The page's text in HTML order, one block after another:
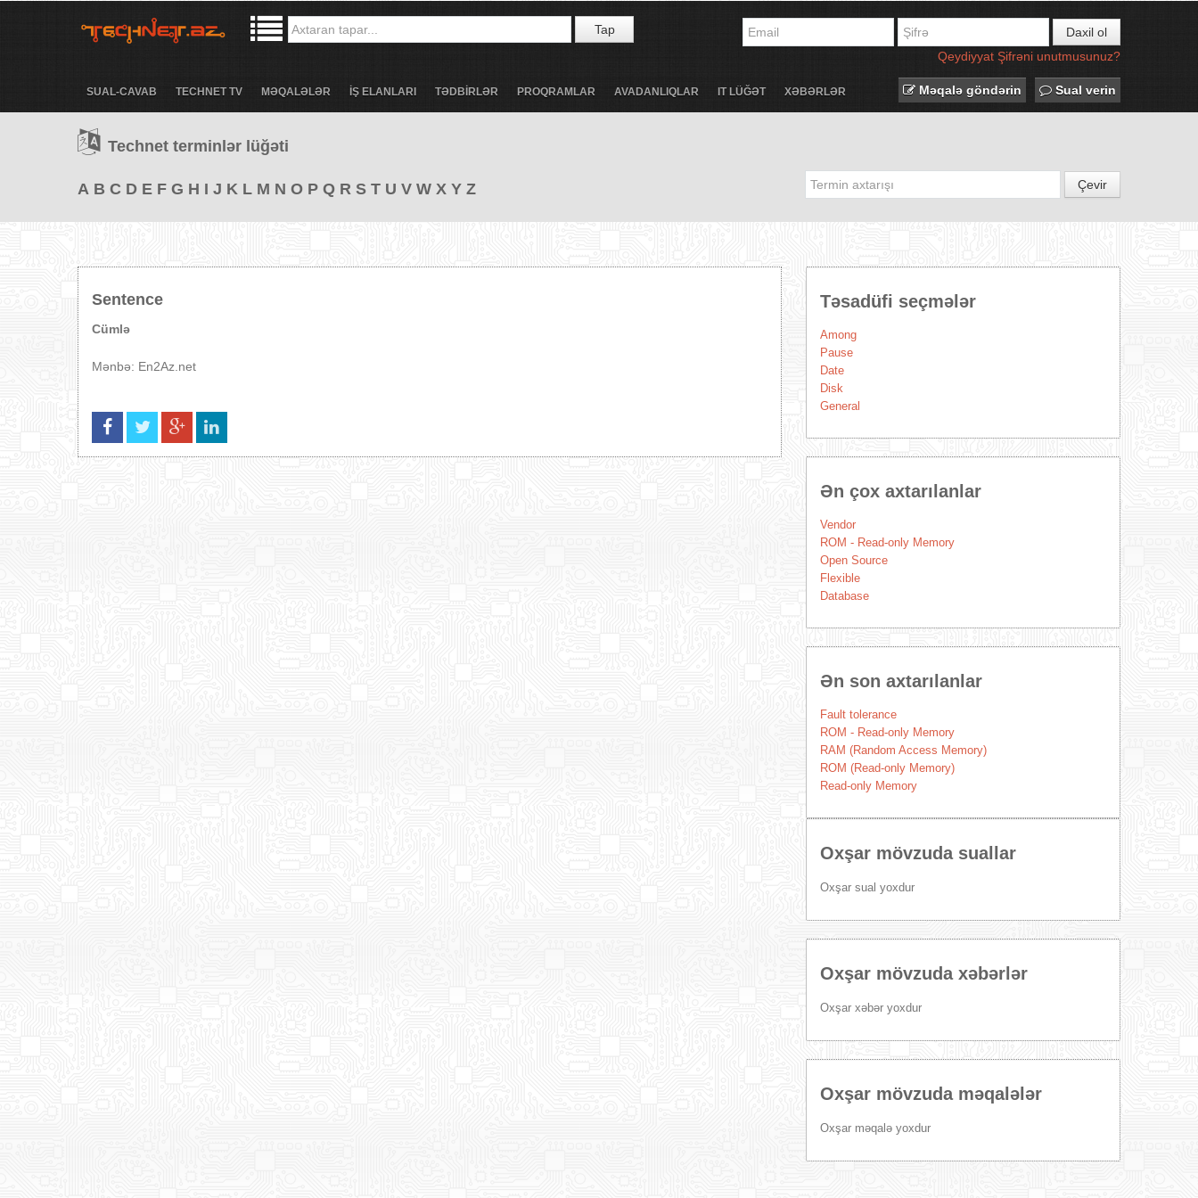
Tap
Daxil ol
Qeydiyyat Şifrəni unutmusunuz?
SUAL-CAVAB TECHNET TV MƏQALƏLƏR İŞ ELANLARI TƏDBİRLƏR PROQRAMLAR AVADANLIQLAR IT LÜĞƏT XƏBƏRLƏR Məqalə göndərin Sual verin
Technet terminlər lüğəti
A B C D E F G H I J K L M N O P Q R S T U V W X Y Z Çevir
Sentence
Cümlə
Mənbə: En2Az.net
Təsadüfi seçmələr
Among
Pause
Date
Disk
General
Ən çox axtarılanlar
Vendor
ROM - Read-only Memory
Open Source
Flexible
Database
Ən son axtarılanlar
Fault tolerance
ROM - Read-only Memory
RAM (Random Access Memory)
ROM (Read-only Memory)
Read-only Memory
Oxşar mövzuda suallar
Oxşar sual yoxdur
Oxşar mövzuda xəbərlər
Oxşar xəbər yoxdur
Oxşar mövzuda məqalələr
Oxşar məqalə yoxdur